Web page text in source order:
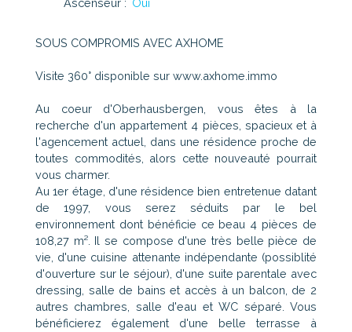
Ascenseur : Oui
SOUS COMPROMIS AVEC AXHOME
Visite 360° disponible sur www.axhome.immo
Au coeur d'Oberhausbergen, vous êtes à la
recherche d'un appartement 4 pièces, spacieux et à
l'agencement actuel, dans une résidence proche de
toutes commodités, alors cette nouveauté pourrait
vous charmer.
Au 1er étage, d'une résidence bien entretenue datant
de 1997, vous serez séduits par le bel
environnement dont bénéficie ce beau 4 pièces de
108,27 m². Il se compose d'une très belle pièce de
vie, d'une cuisine attenante indépendante (possiblité
d'ouverture sur le séjour), d'une suite parentale avec
dressing, salle de bains et accès à un balcon, de 2
autres chambres, salle d'eau et WC séparé. Vous
bénéficierez également d'une belle terrasse à